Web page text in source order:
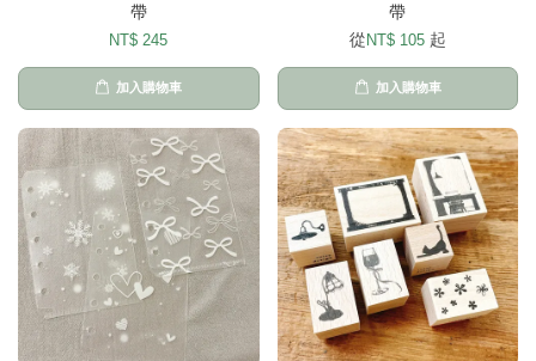
帶
NT$ 245
加入購物車
帶
從 NT$ 105 起
加入購物車